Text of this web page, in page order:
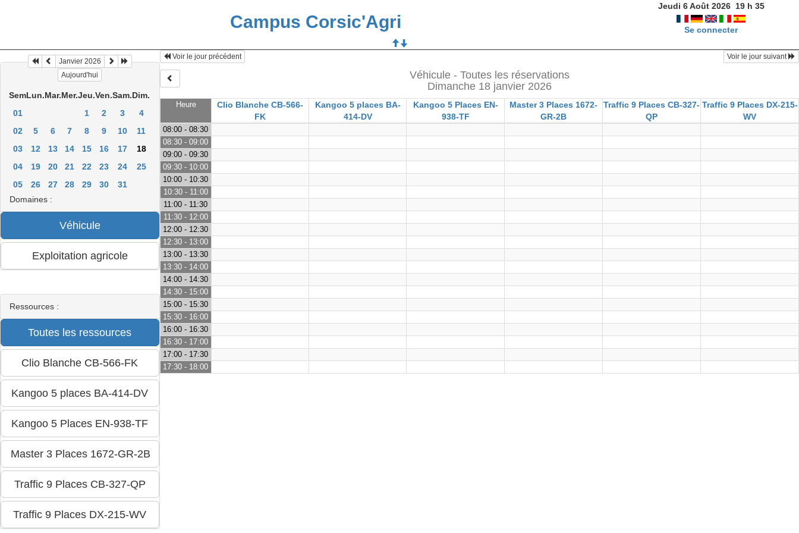
Campus Corsic'Agri
Jeudi 6 Août 2026 19h 35
Se connecter
Janvier 2026
Aujourd'hui
SemLun.Mar.Mer.Jeu.Ven.Sam.Dim.
01
1 2 3
4
02
5 6 7 8 9 10
11
03
12 13 14 15 16 17
18
04
19 20 21 22 23 24
25
05
26 27 28 29 30
31
Domaines :
Ressources :
Heure
Clio Blanche CB-566-
FK
Kangoo 5 places BA-
414-DV
Kangoo 5 Places EN-
938-TF
Master 3 Places 1672-
GR-2B
Traffic 9 Places CB-327-
QP
Traffic 9 Places DX-215-
WV
Voir le jour précédent Voir le jour suivant
Véhicule - Toutes les réservations
Dimanche 18 janvier 2026
08:00 - 08:30
08:30 - 09:00
09:00 - 09:30
09:30 - 10:00
10:00 - 10:30
10:30 - 11:00
11:00 - 11:30
11:30 - 12:00
12:00 - 12:30
12:30 - 13:00
13:00 - 13:30
13:30 - 14:00
14:00 - 14:30
14:30 - 15:00
15:00 - 15:30
15:30 - 16:00
16:00 - 16:30
16:30 - 17:00
17:00 - 17:30
17:30 - 18:00